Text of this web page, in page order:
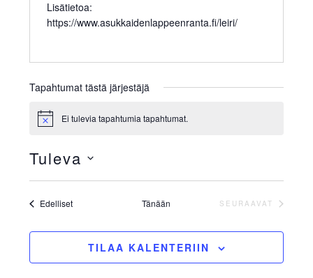
Lisätietoa:
https://www.asukkaidenlappeenranta.fi/leiri/
Tapahtumat tästä järjestäjä
N
i
c
e
Ei tulevia tapahtumia tapahtumat.
Tuleva
V
a
t
EdellisetTapahtumat Tänään
SEURAAVAT
TILAA KALENTERIIN